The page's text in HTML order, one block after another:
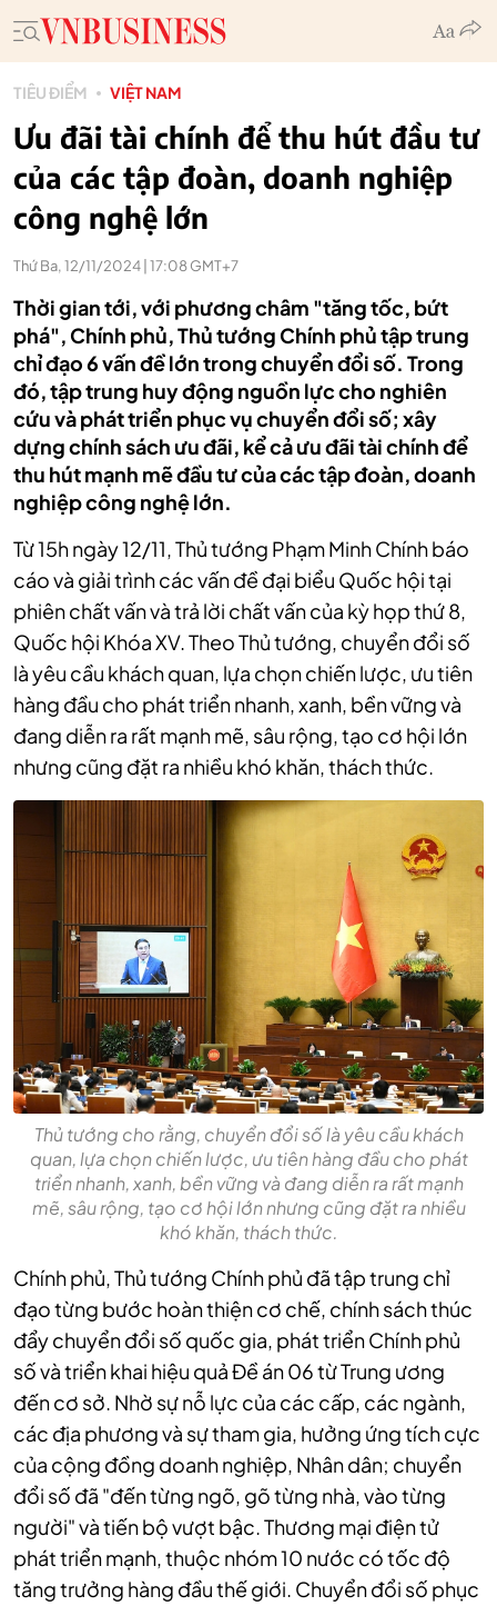
TIÊU ĐIỂM VIỆT NAM
Ưu đãi tài chính để thu hút đầu tư
của các tập đoàn, doanh nghiệp
công nghệ lớn
Thứ Ba, 12/11/2024 | 17:08 GMT+7
Thời gian tới, với phương châm "tăng tốc, bứt
phá", Chính phủ, Thủ tướng Chính phủ tập trung
chỉ đạo 6 vấn đề lớn trong chuyển đổi số. Trong
đó, tập trung huy động nguồn lực cho nghiên
cứu và phát triển phục vụ chuyển đổi số; xây
dựng chính sách ưu đãi, kể cả ưu đãi tài chính để
thu hút mạnh mẽ đầu tư của các tập đoàn, doanh
nghiệp công nghệ lớn.
Từ 15h ngày 12/11, Thủ tướng Phạm Minh Chính báo
cáo và giải trình các vấn đề đại biểu Quốc hội tại
phiên chất vấn và trả lời chất vấn của kỳ họp thứ 8,
Quốc hội Khóa XV. Theo Thủ tướng, chuyển đổi số
là yêu cầu khách quan, lựa chọn chiến lược, ưu tiên
hàng đầu cho phát triển nhanh, xanh, bền vững và
đang diễn ra rất mạnh mẽ, sâu rộng, tạo cơ hội lớn
nhưng cũng đặt ra nhiều khó khăn, thách thức.
Thủ tướng cho rằng, chuyển đổi số là yêu cầu khách
quan, lựa chọn chiến lược, ưu tiên hàng đầu cho phát
triển nhanh, xanh, bền vững và đang diễn ra rất mạnh
mẽ, sâu rộng, tạo cơ hội lớn nhưng cũng đặt ra nhiều
khó khăn, thách thức.
Chính phủ, Thủ tướng Chính phủ đã tập trung chỉ
đạo từng bước hoàn thiện cơ chế, chính sách thúc
đẩy chuyển đổi số quốc gia, phát triển Chính phủ
số và triển khai hiệu quả Đề án 06 từ Trung ương
đến cơ sở. Nhờ sự nỗ lực của các cấp, các ngành,
các địa phương và sự tham gia, hưởng ứng tích cực
của cộng đồng doanh nghiệp, Nhân dân; chuyển
đổi số đã "đến từng ngõ, gõ từng nhà, vào từng
người" và tiến bộ vượt bậc. Thương mại điện tử
phát triển mạnh, thuộc nhóm 10 nước có tốc độ
tăng trưởng hàng đầu thế giới. Chuyển đổi số phục